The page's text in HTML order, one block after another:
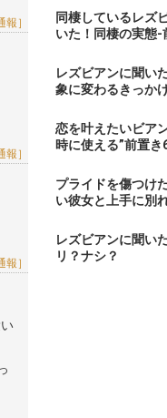
報］
報］
報］
同棲しているレズ
いた！同棲の実態-
レズビアンに聞い
象に変わるきっか
恋を叶えたいビア
時に使える”前置き
プライドを傷つけ
い彼女と上手に別
レズビアンに聞い
リ？ナシ？